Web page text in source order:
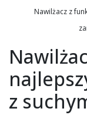
Nawilżacz z
z